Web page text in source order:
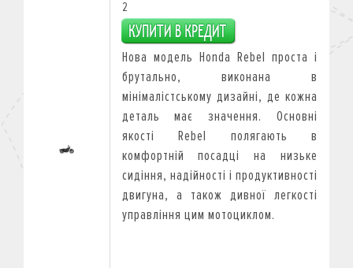
2
Нова модель Honda Rebel проста і
брутально, виконана в
мінімалістському дизайні, де кожна
деталь має значення. Основні
якості Rebel полягають в
комфортній посадці на низьке
сидіння, надійності і продуктивності
двигуна, а також дивної легкості
управління цим мотоциклом.